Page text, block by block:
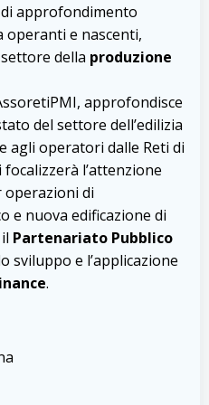
approfondimento
operanti e nascenti,
della produzione
approfondisce
del settore dell’edilizia
agli operatori dalle Reti di
focalizzerà l’attenzione
operazioni di
e nuova edificazione di
Partenariato Pubblico
sviluppo e l’applicazione
.